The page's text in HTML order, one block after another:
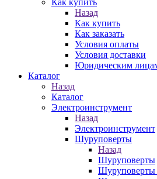
Как купить
Назад
Как купить
Как заказать
Условия оплаты
Условия доставки
Юридическим
Каталог
Назад
Каталог
Электроинструмент
Назад
Электроинструмент
Шуруповерты
Назад
Шуруповерты
Шуруповерты